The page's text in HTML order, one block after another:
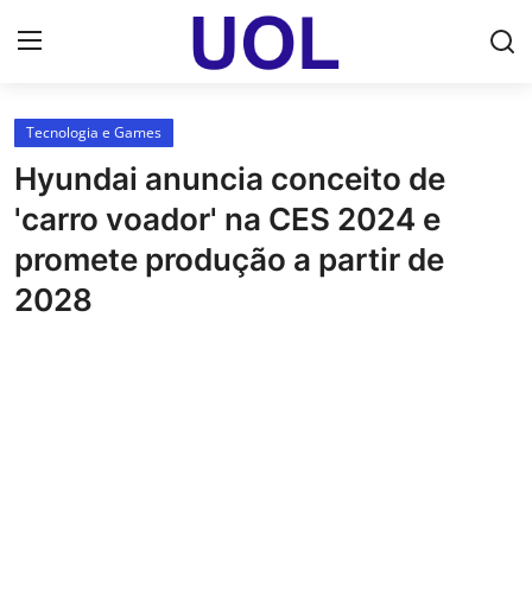
Login
Home
UOL Email Entrar
UOL ADS
Tecnologia e Games
Hyundai anuncia conceito de
'carro voador' na CES 2024 e
promete produção a partir de
2028